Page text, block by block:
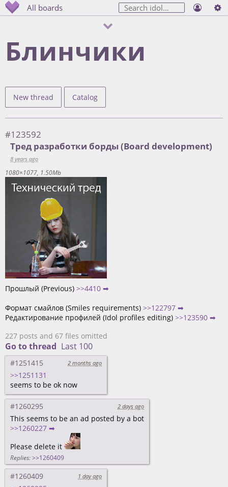
All boards
Блинчики
New thread Catalog
#123592
Тред разработки борды (Board development)
8 years ago
1080×1077 1.50Mb
Прошлый (Previous) >>4410 ➡
Формат смайлов (Smiles requirements) >>122797 ➡
Редактирование профилей (Idol profiles editing) >>123590 ➡
227 posts and 67 files omitted
Go to thread Last 100
#1251415 2 months ago
>>1251131
seems to be ok now
#1260295 2 days ago
This seems to be an ad posted by a bot
>>1260227 ➡
Please delete it
Replies: >>1260409
#1260409 1 day ago